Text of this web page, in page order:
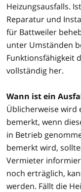
Heizungsausfalls.
Reparatur und
für Battweiler
unter Umständen
Funktionsfähigkeit
vollständig her.
Wann ist ein
Üblicherweise wird
bemerkt, wenn
in Betrieb
bemerkt wird,
Vermieter
noch erträglich,
werden. Fällt die